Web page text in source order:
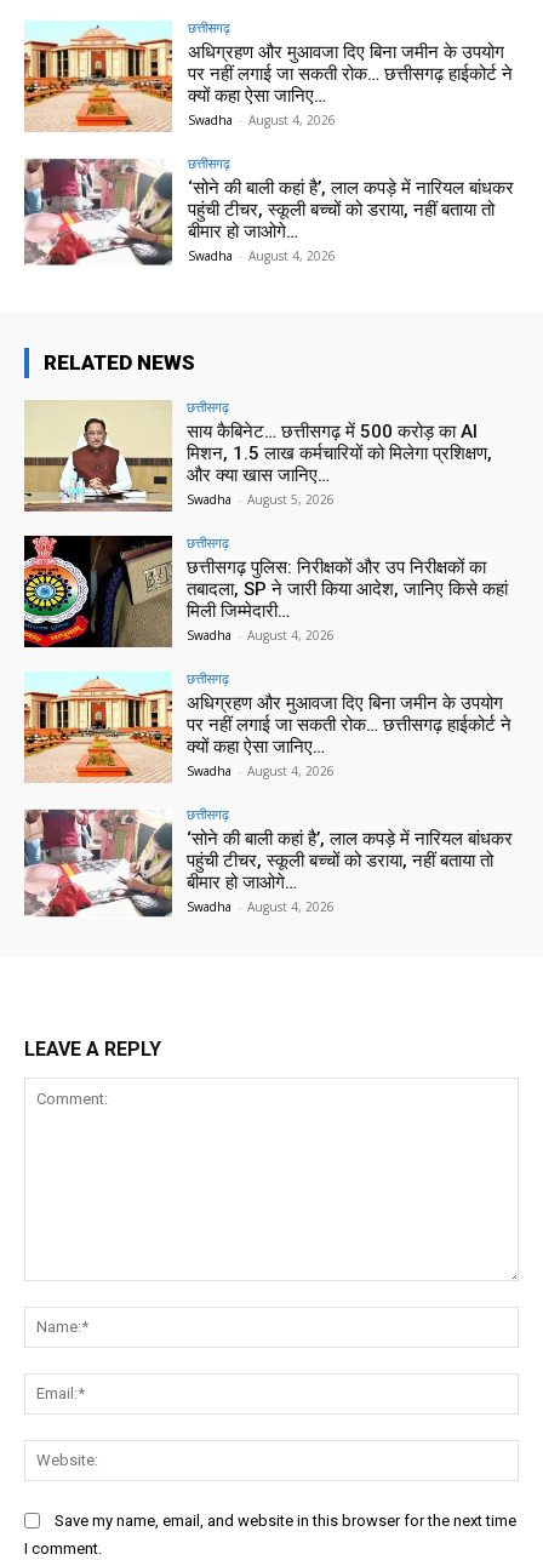
छत्तीसगढ़
अधिग्रहण और मुआवजा दिए बिना जमीन के उपयोग
पर नहीं लगाई जा सकती रोक… छत्तीसगढ़ हाईकोर्ट ने
क्यों कहा ऐसा जानिए…
Swadha - August 4, 2026
छत्तीसगढ़
‘सोने की बाली कहां है’, लाल कपड़े में नारियल बांधकर
पहुंची टीचर, स्कूली बच्चों को डराया, नहीं बताया तो
बीमार हो जाओगे…
Swadha - August 4, 2026
RELATED NEWS
छत्तीसगढ़
साय कैबिनेट… छत्तीसगढ़ में 500 करोड़ का AI
मिशन, 1.5 लाख कर्मचारियों को मिलेगा प्रशिक्षण,
और क्या खास जानिए…
Swadha - August 5, 2026
छत्तीसगढ़
छत्तीसगढ़ पुलिस: निरीक्षकों और उप निरीक्षकों का
तबादला, SP ने जारी किया आदेश, जानिए किसे कहां
मिली जिम्मेदारी…
Swadha - August 4, 2026
छत्तीसगढ़
अधिग्रहण और मुआवजा दिए बिना जमीन के उपयोग
पर नहीं लगाई जा सकती रोक… छत्तीसगढ़ हाईकोर्ट ने
क्यों कहा ऐसा जानिए…
Swadha - August 4, 2026
छत्तीसगढ़
‘सोने की बाली कहां है’, लाल कपड़े में नारियल बांधकर
पहुंची टीचर, स्कूली बच्चों को डराया, नहीं बताया तो
बीमार हो जाओगे…
Swadha - August 4, 2026
LEAVE A REPLY
Save my name, email, and website in this browser for the next time
I comment.